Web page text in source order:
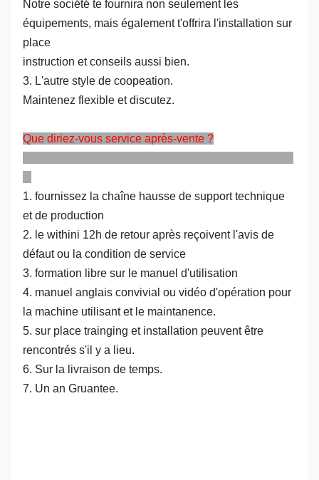
Notre société te fournira non seulement les
équipements, mais également t'offrira l'installation sur
place
instruction et conseils aussi bien.
3. L'autre style de coopeation.
Maintenez flexible et discutez.
Que diriez-vous service après-vente ?
1. fournissez la chaîne hausse de support technique
et de production
2. le withini 12h de retour après reçoivent l'avis de
défaut ou la condition de service
3. formation libre sur le manuel d'utilisation
4. manuel anglais convivial ou vidéo d'opération pour
la machine utilisant et le maintanence.
5. sur place trainging et installation peuvent être
rencontrés s'il y a lieu.
6. Sur la livraison de temps.
7. Un an Gruantee.